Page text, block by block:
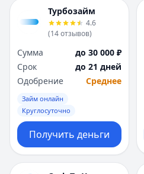
Турбозайм
4.6
(14отзывов)
Сумма
до 30 000 ₽
Срок
до 21 дней
Одобрение
Среднее
Займ онлайн
Круглосуточно
Получить деньги